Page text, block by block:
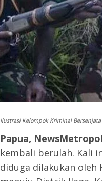
Ilustrasi Kelompok Kriminal Bersenjata
Papua, NewsMetropol
kembali berulah. Kali
diduga dilakukan oleh